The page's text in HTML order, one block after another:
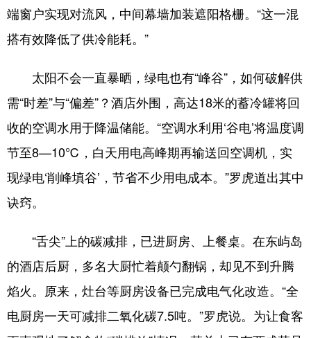
端窗户实现对流风，中间幕墙加装遮阳格栅。“这一混
搭有效降低了供冷能耗。”
太阳不会一直暴晒，绿电也有“峰谷”，如何破解供
需“时差”与“偏差”？酒店外围，高达18米的蓄冷罐将回
收的空调水用于降温储能。“空调水利用‘谷电’将温度调
节至8—10℃，白天用电高峰期再输送回空调机，实
现绿电‘削峰填谷’，节省不少用电成本。”罗虎道出其中
诀窍。
“舌尖”上的碳减排，已进厨房、上餐桌。在东屿岛
的酒店后厨，多名大厨忙着颠勺翻锅，却见不到升腾
焰火。原来，灶台等厨房设备已完成电气化改造。“全
电厨房一天可减排二氧化碳7.5吨。”罗虎说。为让食客